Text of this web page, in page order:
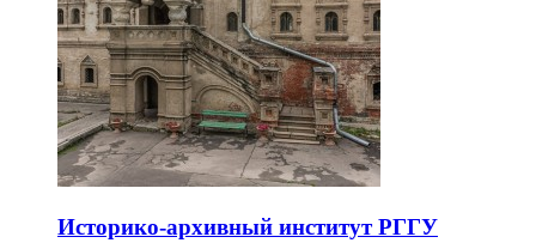
Историко-архивный институт РГГУ